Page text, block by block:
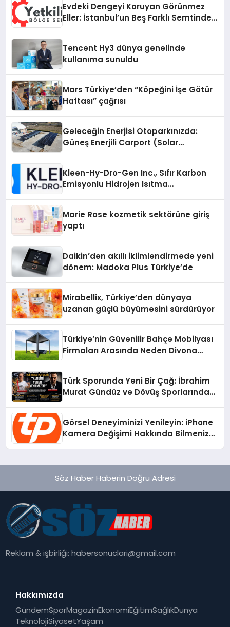
Evdeki Dengeyi Koruyan Görünmez
Eller: İstanbul’un Beş Farklı Semtinde
Tencent Hy3 dünya genelinde
kullanıma sunuldu
Mars Türkiye’den “Köpeğini İşe Götür
Haftası” çağrısı
Geleceğin Enerjisi Otoparkınızda:
Güneş Enerjili Carport (Solar
Kleen-Hy-Dro-Gen Inc., Sıfır Karbon
Emisyonlu Hidrojen Isıtma
Marie Rose kozmetik sektörüne giriş
yaptı
Daikin’den akıllı iklimlendirmede yeni
dönem: Madoka Plus Türkiye’de
Mirabellix, Türkiye’den dünyaya
uzanan güçlü büyümesini sürdürüyor
Türkiye’nin Güvenilir Bahçe Mobilyası
Firmaları Arasında Neden Divona
Türk Sporunda Yeni Bir Çağ: İbrahim
Murat Gündüz ve Dövüş Sporlarında
Görsel Deneyiminizi Yenileyin: iPhone
Kamera Değişimi Hakkında Bilmeniz
Söz Haber Haberin Doğru Adresi
Reklam & işbirliği:habersonuclari@gmail.com
Hakkımızda
GündemSporMagazinEkonomiEğitimSağlıkDünya
TeknolojiSiyasetYaşam